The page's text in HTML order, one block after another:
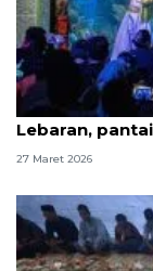
Ancol catat
Lebaran,
27 Maret 2026